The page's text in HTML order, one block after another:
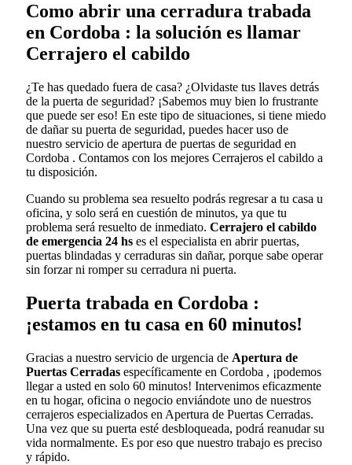
Como abrir una cerradura trabada
en Cordoba : la solución es llamar
Cerrajero el cabildo
¿Te has quedado fuera de casa? ¿Olvidaste tus llaves detrás
de la puerta de seguridad? ¡Sabemos muy bien lo frustrante
que puede ser eso! En este tipo de situaciones, si tiene miedo
de dañar su puerta de seguridad, puedes hacer uso de
nuestro servicio de apertura de puertas de seguridad en
Cordoba . Contamos con los mejores Cerrajeros el cabildo a
tu disposición.
Cuando su problema sea resuelto podrás regresar a tu casa u
oficina, y solo será en cuestión de minutos, ya que tu
problema será resuelto de inmediato. Cerrajero el cabildo
de emergencia 24 hs es el especialista en abrir puertas,
puertas blindadas y cerraduras sin dañar, porque sabe operar
sin forzar ni romper su cerradura ni puerta.
Puerta trabada en Cordoba :
¡estamos en tu casa en 60 minutos!
Gracias a nuestro servicio de urgencia de Apertura de
Puertas Cerradas específicamente en Cordoba , ¡podemos
llegar a usted en solo 60 minutos! Intervenimos eficazmente
en tu hogar, oficina o negocio enviándote uno de nuestros
cerrajeros especializados en Apertura de Puertas Cerradas.
Una vez que su puerta esté desbloqueada, podrá reanudar su
vida normalmente. Es por eso que nuestro trabajo es preciso
y rápido.